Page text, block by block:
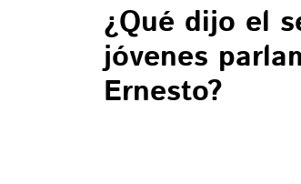
¿Qué dijo el
jóvenes
Ernesto?